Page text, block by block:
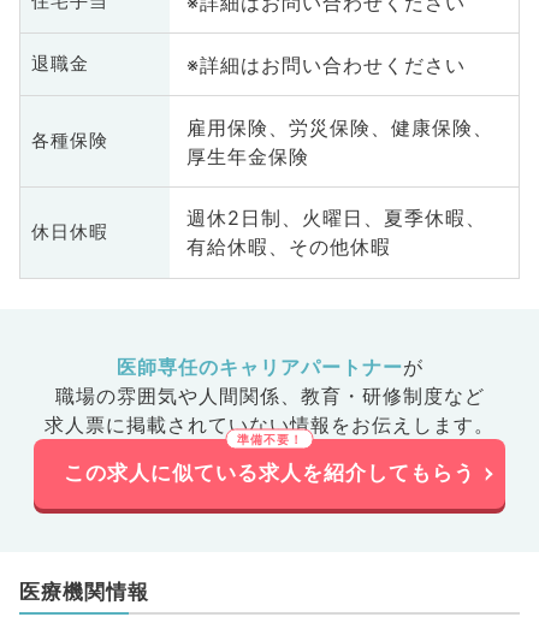
退職金 ※詳細はお問い合わせください
各種保険
雇用保険、労災保険、健康保険、
厚生年金保険
休日休暇
週休2日制、火曜日、夏季休暇、
有給休暇、その他休暇
医師専任のキャリアパートナーが
職場の雰囲気や人間関係、 教育・研修制度など
求人票に掲載されていない情報をお伝えします。
この求人に似ている求人を紹介してもらう
医療機関情報